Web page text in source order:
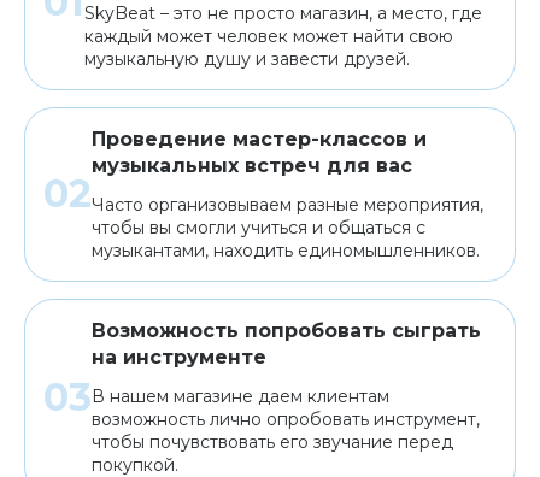
SkyBeat – это не просто магазин, а место, где
каждый может человек может найти свою
музыкальную душу и завести друзей.
Проведение мастер-классов и
музыкальных встреч для вас
Часто организовываем разные мероприятия,
чтобы вы смогли учиться и общаться с
музыкантами, находить единомышленников.
Возможность попробовать сыграть
на инструменте
В нашем магазине даем клиентам
возможность лично опробовать инструмент,
чтобы почувствовать его звучание перед
покупкой.